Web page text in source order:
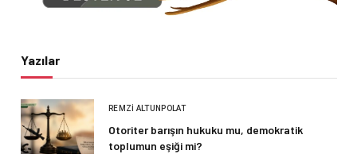
Yazılar
REMZI ALTUNPOLAT
Otoriter barışın hukuku mu, demokratik
toplumun eşiği mi?